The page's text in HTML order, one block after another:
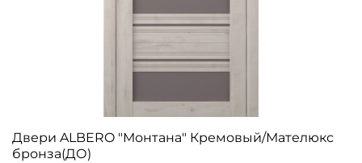
Двери ALBERO "Монтана" Кремовый/Мателюкс
бронза(ДО)